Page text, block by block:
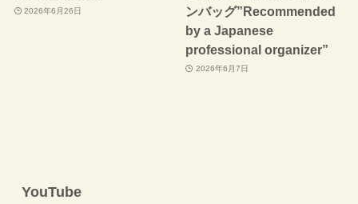
2026年6月26日
ンバッグ”Recommended
by a Japanese
professional organizer”
2026年6月7日
YouTube